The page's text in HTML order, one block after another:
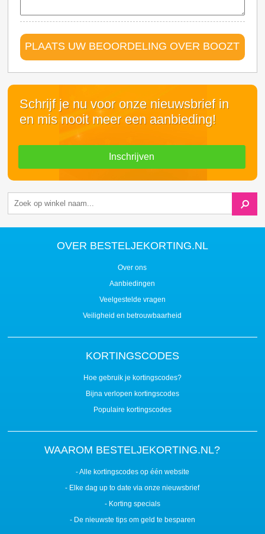
PLAATS UW BEOORDELING OVER BOOZT
Schrijf je nu voor onze nieuwsbrief in
en mis nooit meer een aanbieding!
Inschrijven
OVER BESTELJEKORTING.NL
Over ons
Aanbiedingen
Veelgestelde vragen
Veiligheid en betrouwbaarheid
KORTINGSCODES
Hoe gebruik je kortingscodes?
Bijna verlopen kortingscodes
Populaire kortingscodes
WAAROM BESTELJEKORTING.NL?
- Alle kortingscodes op één website
- Elke dag up to date via onze nieuwsbrief
- Korting specials
- De nieuwste tips om geld te besparen